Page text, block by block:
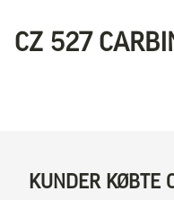
CZ 527
KUNDER KØBTE